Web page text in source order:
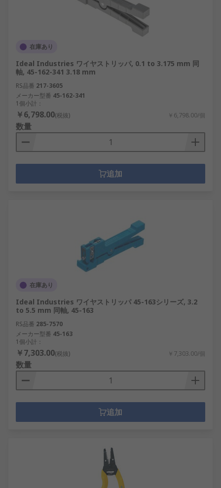
在庫あり
Ideal Industries ワイヤストリッパ, 0.1 to 3.175 mm 同
軸, 45-162-341 3.18 mm
RS品番 217-3605
メーカー型番 45-162-341
1個小計：
￥6,798.00(税抜) ￥6,798.00/個
数量
追加
在庫あり
Ideal Industries ワイヤストリッパ 45-163シリーズ, 3.2
to 5.5 mm 同軸, 45-163
RS品番 285-7570
メーカー型番 45-163
1個小計：
￥7,303.00(税抜) ￥7,303.00/個
数量
追加